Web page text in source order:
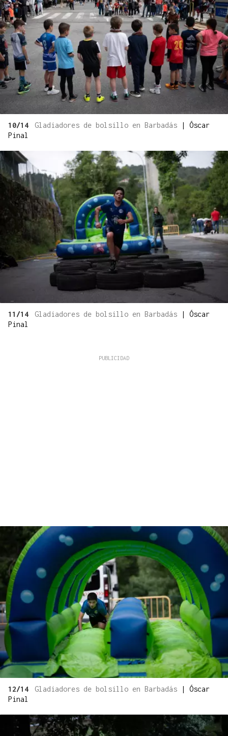
10/14 Gladiadores de bolsillo en Barbadás | Óscar
Pinal
11/14 Gladiadores de bolsillo en Barbadás | Óscar
Pinal
12/14 Gladiadores de bolsillo en Barbadás | Óscar
Pinal